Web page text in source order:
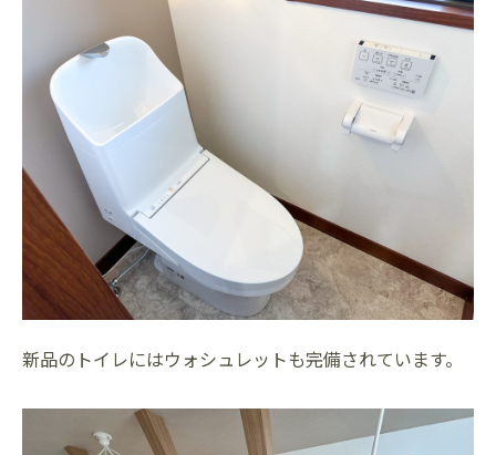
新品のトイレにはウォシュレットも完備されています。